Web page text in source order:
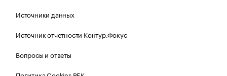
Источники данных
Источник отчетности Контур.Фокус
Вопросы и ответы